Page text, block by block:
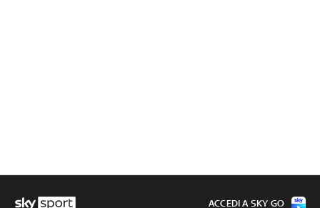
ACCEDI A SKY GO